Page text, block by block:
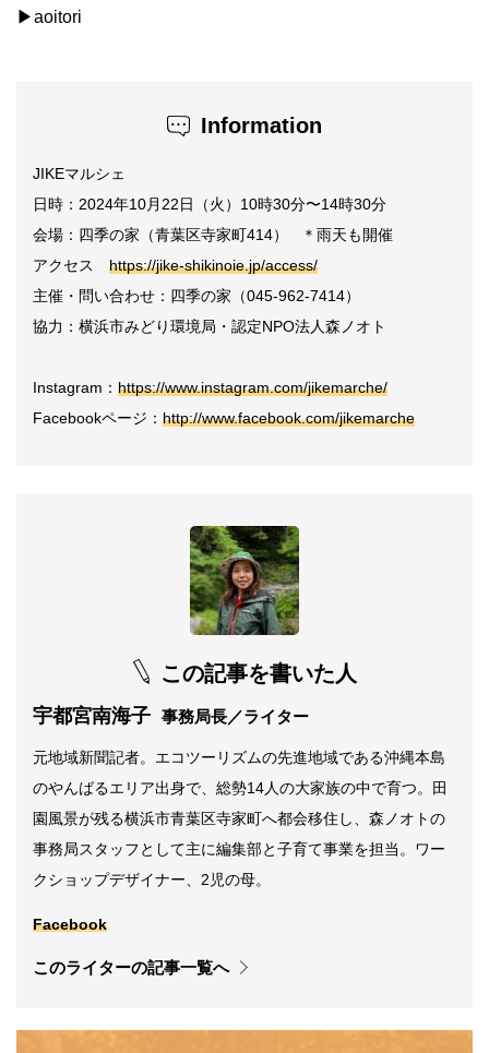
▶︎aoitori
Information
JIKEマルシェ
日時：2024年10月22日（火）10時30分〜14時30分
会場：四季の家（青葉区寺家町414） ＊雨天も開催
アクセス https://jike-shikinoie.jp/access/
主催・問い合わせ：四季の家（045-962-7414）
協力：横浜市みどり環境局・認定NPO法人森ノオト
Instagram： https://www.instagram.com/jikemarche/
Facebookページ： http://www.facebook.com/jikemarche
この記事を書いた人
宇都宮南海子 事務局長／ライター
元地域新聞記者。エコツーリズムの先進地域である沖縄本島
のやんばるエリア出身で、総勢14人の大家族の中で育つ。田
園風景が残る横浜市青葉区寺家町へ都会移住し、森ノオトの
事務局スタッフとして主に編集部と子育て事業を担当。ワー
クショップデザイナー、2児の母。
Facebook
このライターの記事一覧へ